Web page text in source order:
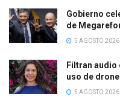
Gobierno
de
5 AGOSTO 2026
Filtran audio
uso de
5 AGOSTO 2026